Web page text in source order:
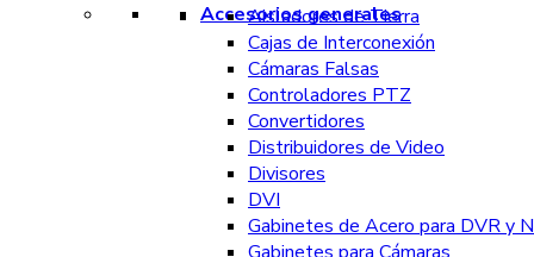
Accesorios generales
Aisladores de Tierra
Cajas de Interconexión
Cámaras Falsas
Controladores PTZ
Convertidores
Distribuidores de Video
Divisores
DVI
Gabinetes de Acero para DVR y